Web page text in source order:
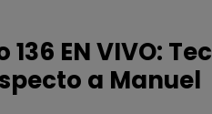
EN VIVO:
a Manuel